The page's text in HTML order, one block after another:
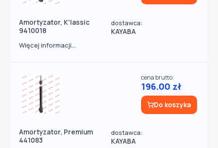
Amortyzator, K'lassic
9410018
dostawca:
KAYABA
Więcej informacji...
Amortyzator, Premium
441083
dostawca:
KAYABA
cena brutto:
196.00 zł
Do koszyka